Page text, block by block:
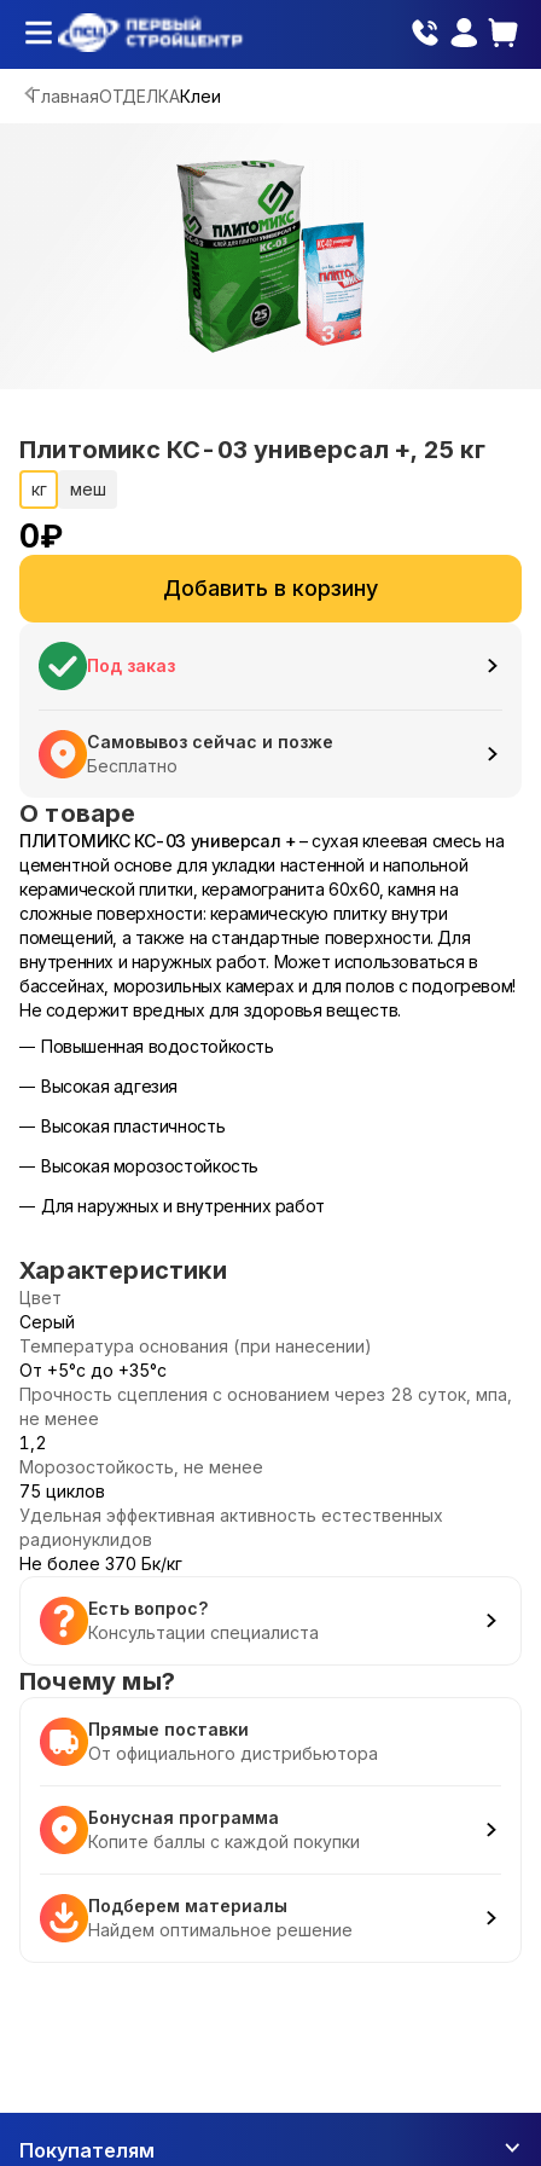
ГлавнаяОТДЕЛКАКлеи
Плитомикс КС-03 универсал +, 25 кг
кг меш
0₽
Добавить в корзину
Под заказ
Самовывоз сейчас и позже
Бесплатно
О товаре
ПЛИТОМИКС КС-03 универсал +– сухая клеевая смесь на
цементной основе для укладки настенной и напольной
керамической плитки, керамогранита 60х60, камня на
сложные поверхности: керамическую плитку внутри
помещений, а также на стандартные поверхности. Для
внутренних и наружных работ. Может использоваться в
бассейнах, морозильных камерах и для полов с подогревом!
Не содержит вредных для здоровья веществ.
Повышенная водостойкость
Высокая адгезия
Высокая пластичность
Высокая морозостойкость
Для наружных и внутренних работ
Характеристики
Цвет
Серый
Температура основания (при нанесении)
От +5°с до +35°с
Прочность сцепления с основанием через 28 суток, мпа,
не менее
1,2
Морозостойкость, не менее
75 циклов
Удельная эффективная активность естественных
радионуклидов
Не более 370 Бк/кг
Есть вопрос?
Консультации специалиста
Почему мы?
Прямые поставки
От официального дистрибьютора
Бонусная программа
Копите баллы с каждой покупки
Подберем материалы
Найдем оптимальное решение
Покупателям